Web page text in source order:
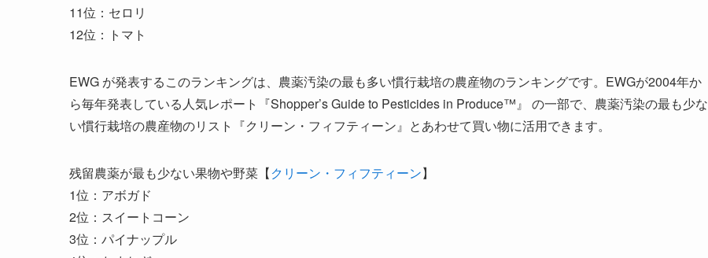
11位：セロリ
12位：トマト
EWG が発表するこのランキングは、農薬汚染の最も多い慣行栽培の農産物のランキングです。EWGが2004年か
ら毎年発表している人気レポート『Shopper’s Guide to Pesticides in Produce™』 の一部で、農薬汚染の最も少な
い慣行栽培の農産物のリスト『クリーン・フィフティーン』とあわせて買い物に活用できます。
残留農薬が最も少ない果物や野菜【クリーン・フィフティーン】
1位：アボガド
2位：スイートコーン
3位：パイナップル